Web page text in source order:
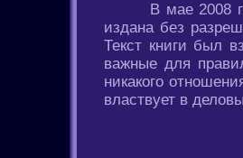
В мае 2008
издана без
Текст книги был
важные для
никакого
властвует в